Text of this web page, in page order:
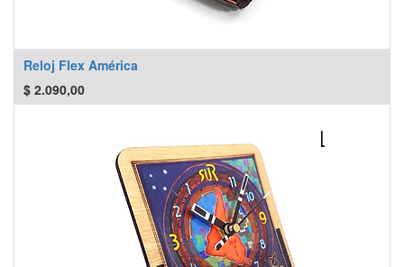
Reloj Flex América
$ 2.090,00